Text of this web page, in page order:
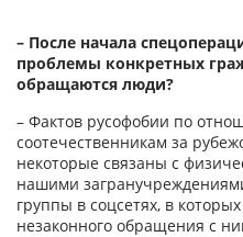
– После начала
проблемы конкретных
обращаются люди?
– Фактов русофобии по
соотечественникам за
некоторые связаны с
нашими
группы в соцсетях, в
незаконного обращения с